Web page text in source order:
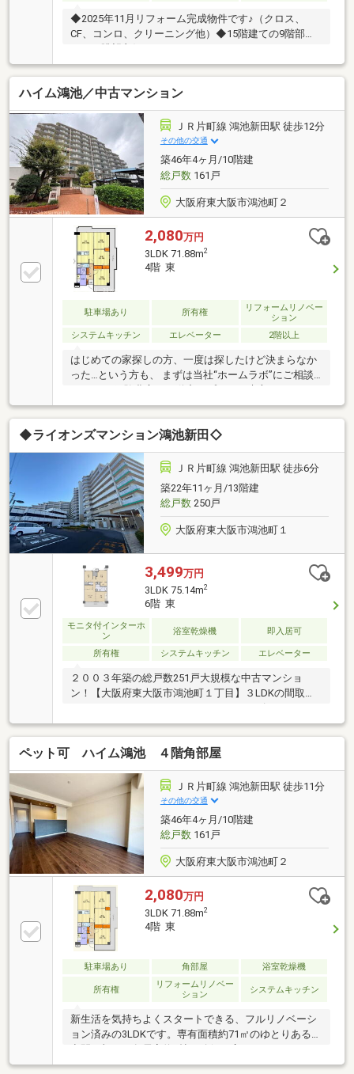
◆2025年11月リフォーム完成物件です♪（クロス、
CF、コンロ、クリーニング他）◆15階建ての9階部分
につき眺望良好です♪――――＊――――＊――――＊
――――＊――――■東大阪市全域の物件情報取り扱い可
能！■ハウスフリーダムは【東証スタンダード上場企
業】です☆■物件多数揃えております！是非店頭へお
越し下さい♪■頭金０円のフルローンが可能です♪■お客
様のライフプランに沿った物件をご提案させて頂きま
す☆■不動産購入や住宅ローンについてお気軽にお問
合せ下さい♪■ご来店の際は、店舗横に駐車スペース４
台分ございます♪■東大阪市・八尾市の【中古マンショ
ン】ならハウスフリーダム八尾店
ハイム鴻池／中古マンション
ＪＲ片町線 鴻池新田駅 徒歩12分
その他の交通
築46年4ヶ月/10階建
総戸数161戸
大阪府東大阪市鴻池町２
2,080万円
3LDK 71.88m2
4階 東
駐車場あり 所有権
リフォームリノベー
ション
システムキッチン
エレベーター 2階以上
はじめての家探しの方、一度は探したけど決まらなか
った…という方も、 まずは当社“ホームラボ”にご相談
下さい。 経験豊富な不動産のプロが、貴方にぴったり
の不動産をお探しします 予算のご相談はもちろん、不
動産購入にまつわる全てを当社におまかせください。
丁寧でわかりやすい説明で、安心の不動産購入をお約
束いたします
◆ライオンズマンション鴻池新田◇
ＪＲ片町線 鴻池新田駅 徒歩6分
築22年11ヶ月/13階建
総戸数250戸
大阪府東大阪市鴻池町１
3,499万円
3LDK 75.14m2
6階 東
モニタ付インターホ
ン
浴室乾燥機 即入居可
所有権 システムキッチン エレベーター
２００３年築の総戸数251戸大規模な中古マンショ
ン！【大阪府東大阪市鴻池町１丁目】３LDKの間取り
トを備えた収納力の高い住まい♪♪通勤・通学にも便利
な駅近立地に、収納力と住み心地を兼ね備えた一邸。
居住空間を無駄なく使えるため、ファミリーはもちろ
ん、在宅ワーク用のお部屋を確保したい方にもおすす
め！通風・陽当たりも良好です◎ 片町線「鴻池新
田」駅 徒歩6分！(約420m)
ペット可 ハイム鴻池 ４階角部屋
ＪＲ片町線 鴻池新田駅 徒歩11分
その他の交通
築46年4ヶ月/10階建
総戸数161戸
大阪府東大阪市鴻池町２
2,080万円
3LDK 71.88m2
4階 東
駐車場あり 角部屋 浴室乾燥機
所有権
リフォームリノベー
ション
システムキッチン
新生活を気持ちよくスタートできる、フルリノベーシ
ョン済みの3LDKです。専有面積約71㎡のゆとりある住
ニーからは明るい陽射しが差し込み、ご家族皆さまで